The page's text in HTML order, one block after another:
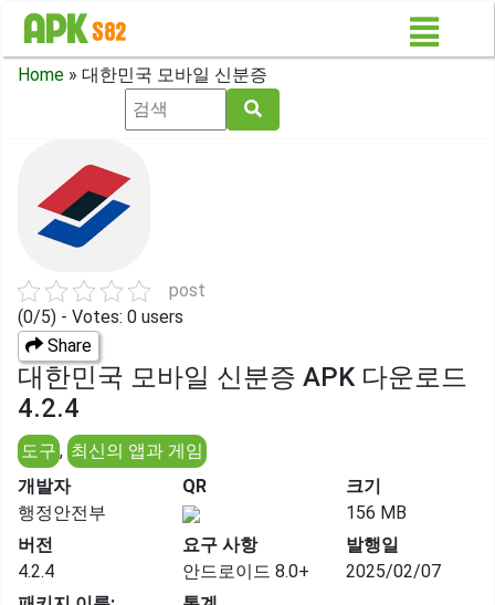
Home » 대한민국 모바일 신분증
post
(0/5) - Votes: 0 users
Share
대한민국 모바일 신분증 APK 다운로드
4.2.4
도구 , 최신의 앱과 게임
개발자
행정안전부
QR
크기
156 MB
버전
4.2.4
요구 사항
안드로이드 8.0+
발행일
2025/02/07